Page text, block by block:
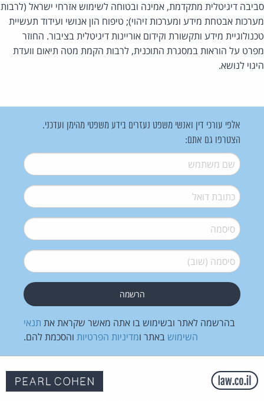
דיגיטלית מתקדמת, אמינה ובטוחה לשימוש אזרחי ישראל (לרבות
אבטחת מידע ומערכות זיהוי); טיפוח הון אנושי ועידוד תעשיית
מידע ותקשורת וקידום אוריינות דיגיטלית בציבור. החוזר
על הוראות במסגרת התוכנית, לרבות הקמת מטה תיאום וועדת
לנושא.
אלפי עורכי דין ואנשי משפט נעזרים בידע משפטי מהימן ועדכני.
הצטרפו גם אתם:
שם משתמש*
דואל*
סיסמה*
סיסמה (שוב)*
בהרשמה לאתר ובשימוש בו אתה מאשר שקראת אתתנאי
השימושבאתר ומדיניות הפרטיותוהסכמת להם.